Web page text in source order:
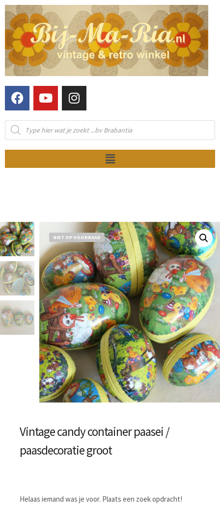
NIET OP VOORRAAD
Vintage candy container paasei /
paasdecoratie groot
Helaas iemand was je voor. Plaats een zoek opdracht!